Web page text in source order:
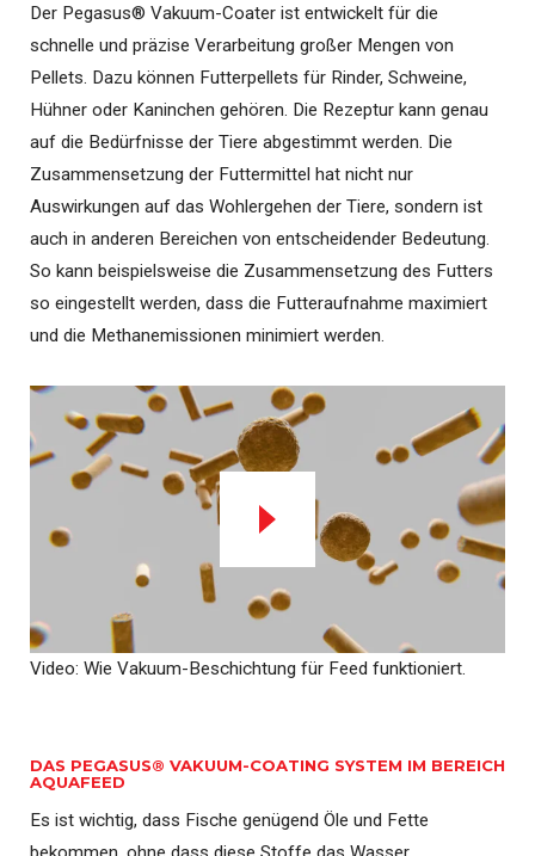
Der Pegasus® Vakuum-Coater ist entwickelt für die
schnelle und präzise Verarbeitung großer Mengen von
Pellets. Dazu können Futterpellets für Rinder, Schweine,
Hühner oder Kaninchen gehören. Die Rezeptur kann genau
auf die Bedürfnisse der Tiere abgestimmt werden. Die
Zusammensetzung der Futtermittel hat nicht nur
Auswirkungen auf das Wohlergehen der Tiere, sondern ist
auch in anderen Bereichen von entscheidender Bedeutung.
So kann beispielsweise die Zusammensetzung des Futters
so eingestellt werden, dass die Futteraufnahme maximiert
und die Methanemissionen minimiert werden.
Video: Wie Vakuum-Beschichtung für Feed funktioniert.
DAS PEGASUS® VAKUUM-COATING SYSTEM IM BEREICH
AQUAFEED
Es ist wichtig, dass Fische genügend Öle und Fette